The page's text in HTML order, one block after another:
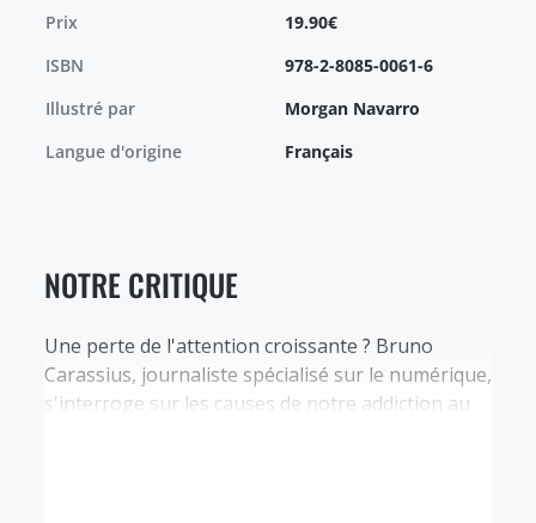
Prix
19.90€
ISBN
978-2-8085-0061-6
Illustré par
Morgan Navarro
Langue d'origine
Français
NOTRE CRITIQUE
Une perte de l'attention croissante ? Bruno
Carassius, journaliste spécialisé sur le numérique,
s'interroge sur les causes de notre addiction au